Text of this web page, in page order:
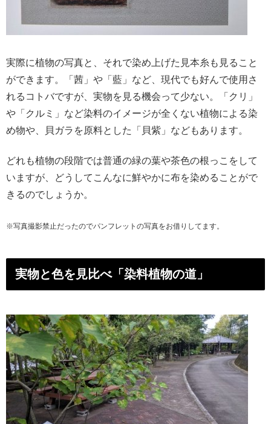
実際に植物の写真と、それで染め上げた見本糸も見ること
ができます。「茜」や「藍」など、現代でも好んで使用さ
れるコトバですが、実物を見る機会って少ない。「クリ」
や「クルミ」など染料のイメージが全くない植物による染
め物や、貝ガラを原料とした「貝紫」などもあります。
どれも植物の段階では普通の緑の葉や茶色の根っこをして
いますが、どうしてこんなに鮮やかに布を染めることがで
きるのでしょうか。
※写真撮影禁止だったのでパンフレットの写真をお借りしてます。
実物と色を見比べ「染料植物の道」